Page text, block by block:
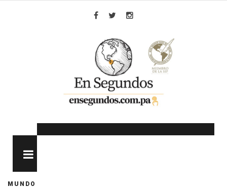
MUNDO